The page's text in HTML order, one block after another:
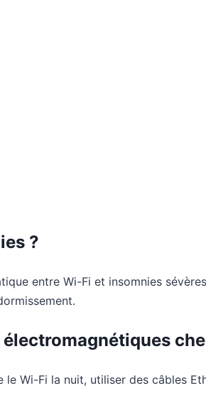
?
entre Wi-Fi et insomnies
Wi-Fi la nuit, utiliser des câbles